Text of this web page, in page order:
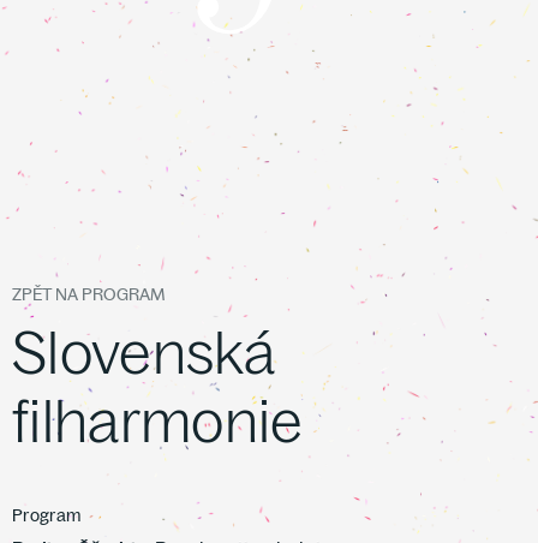
ZPĚT NA PROGRAM
Slovenská
filharmonie
Program